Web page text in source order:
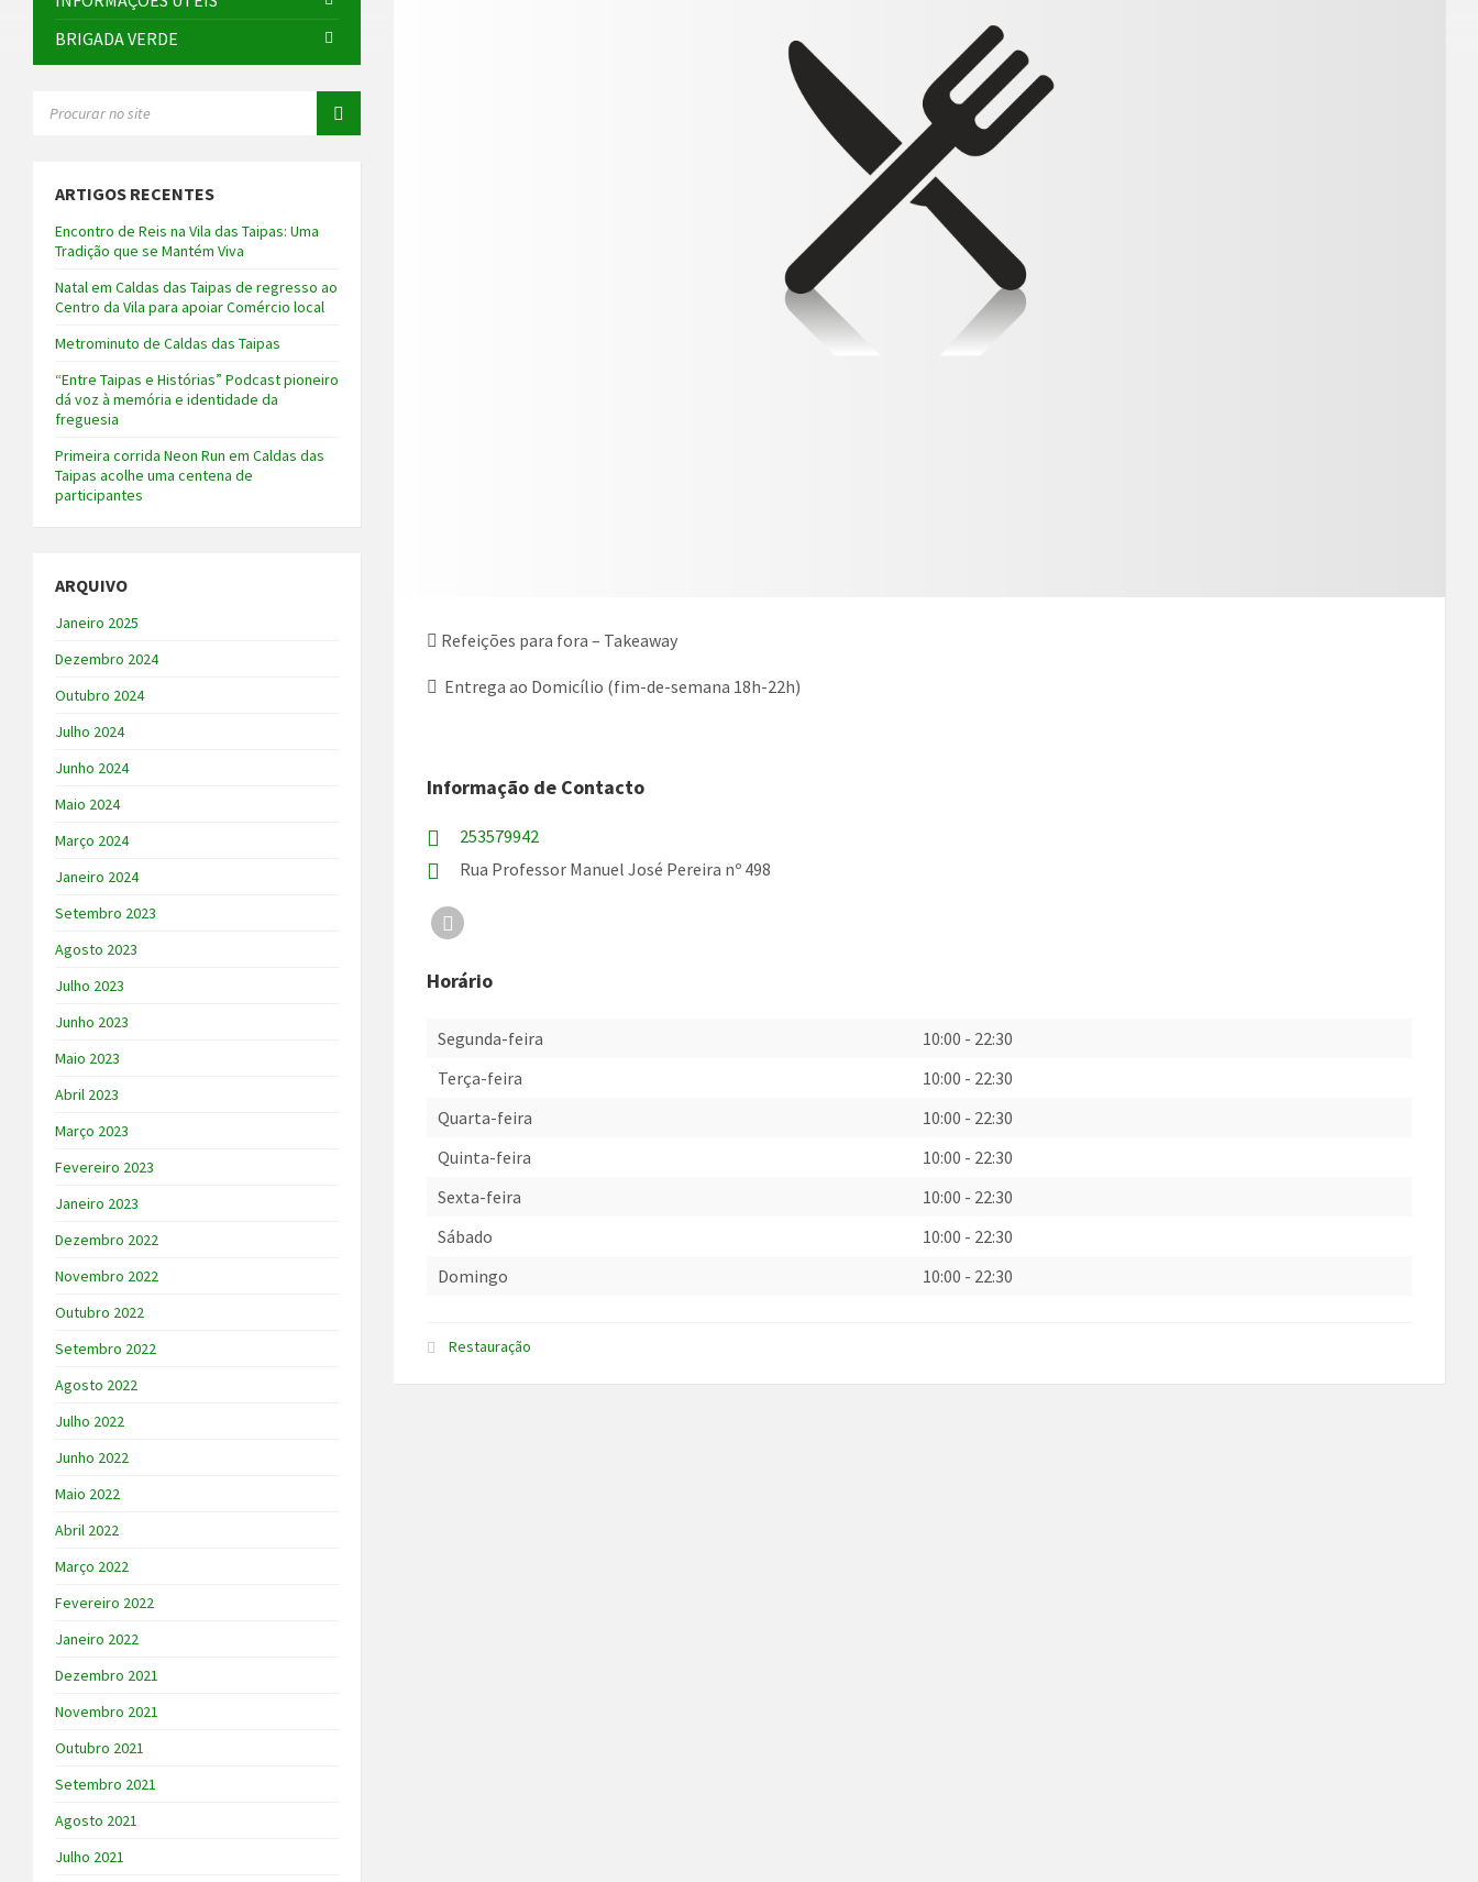
Refeições para fora – Takeaway
Entrega ao Domicílio (fim-de-semana 18h-22h)
Informação de Contacto
253579942
Rua Professor Manuel José Pereira nº 498
Facebook
Horário
Segunda-feira 10:00 - 22:30
Terça-feira
10:00 - 22:30
Quarta-feira
10:00 - 22:30
Quinta-feira
10:00 - 22:30
Sexta-feira
10:00 - 22:30
Sábado
10:00 - 22:30
Domingo
10:00 - 22:30
Restauração
BRIGADA VERDE
ARTIGOS RECENTES
Encontro de Reis na Vila das Taipas: Uma
Tradição que se Mantém Viva
Natal em Caldas das Taipas de regresso ao
Centro da Vila para apoiar Comércio local
Metrominuto de Caldas das Taipas
“Entre Taipas e Histórias” Podcast pioneiro
dá voz à memória e identidade da
freguesia
Primeira corrida Neon Run em Caldas das
Taipas acolhe uma centena de
participantes
ARQUIVO
Janeiro 2025
Dezembro 2024
Outubro 2024
Julho 2024
Junho 2024
Maio 2024
Março 2024
Janeiro 2024
Setembro 2023
Agosto 2023
Julho 2023
Junho 2023
Maio 2023
Abril 2023
Março 2023
Fevereiro 2023
Janeiro 2023
Dezembro 2022
Novembro 2022
Outubro 2022
Setembro 2022
Agosto 2022
Julho 2022
Junho 2022
Maio 2022
Abril 2022
Março 2022
Fevereiro 2022
Janeiro 2022
Dezembro 2021
Novembro 2021
Outubro 2021
Setembro 2021
Agosto 2021
Julho 2021